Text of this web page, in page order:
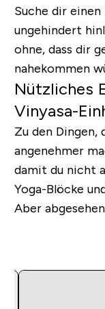
Suche dir einen
ungehindert
ohne, dass dir
nahekommen
Nützliches
Vinyasa-
Zu den Dingen,
angenehmer
damit du nicht
Yoga-Blöcke
Aber